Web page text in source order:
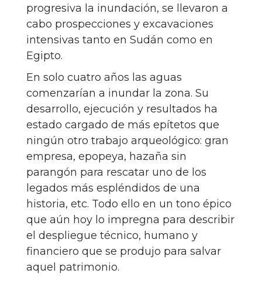
progresiva la inundación, se llevaron a
cabo prospecciones y excavaciones
intensivas tanto en Sudán como en
Egipto.
En solo cuatro años las aguas
comenzarían a inundar la zona. Su
desarrollo, ejecución y resultados ha
estado cargado de más epítetos que
ningún otro trabajo arqueológico: gran
empresa, epopeya, hazaña sin
parangón para rescatar uno de los
legados más espléndidos de una
historia, etc. Todo ello en un tono épico
que aún hoy lo impregna para describir
el despliegue técnico, humano y
financiero que se produjo para salvar
aquel patrimonio.